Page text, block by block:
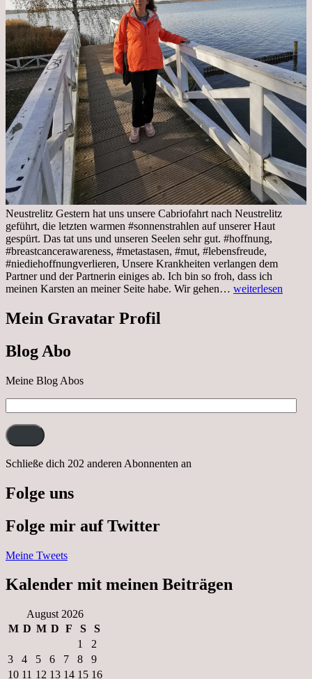
Neustrelitz Gestern hat uns unsere Cabriofahrt nach Neustrelitz
geführt, die letzten warmen #sonnenstrahlen auf unserer Haut
gespürt. Das tat uns und unseren Seelen sehr gut. #hoffnung,
#breastcancerawareness, #metastasen, #mut, #lebensfreude,
#niediehoffnungverlieren, Unsere Krankheiten verlangen dem
Partner und der Partnerin einiges ab. Ich bin so froh, dass ich
meinen Karsten an meiner Seite habe. Wir gehen… Sonnabend,
weiterlesen
Mein Gravatar Profil
Blog Abo
Meine Blog Abos
Mail-
Adresse:
Schließe dich 202 anderen Abonnenten an
Folge uns
Folge mir auf Twitter
Meine Tweets
Kalender mit meinen Beiträgen
August 2026
M D M D F S
S
1
2
3
4 5 6 7 8
9
10 11 12 13 14 15 16